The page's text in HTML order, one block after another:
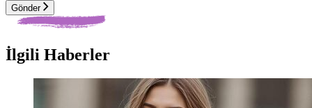
Gönder
İlgili Haberler